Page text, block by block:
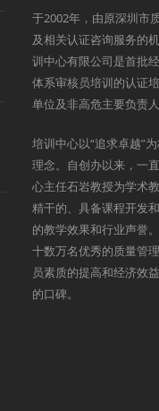
于2002年，由原深圳市
及相关认证咨询服务的
训中心有限公司是首批
体系审核员培训的认证
单位及非高危主要负责
培训中心以“追求卓越”
理念。自创办以来，一
心主任石岩教授为学术
精干的、具备课程开发
的教学效果和行业声誉
十数万名优秀的质量管
员素质的提高和经济效
的口碑。